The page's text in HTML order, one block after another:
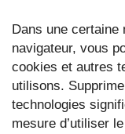
Dans une
navigateur, vous
cookies et autres
utilisons.
technologies
mesure d’utiliser